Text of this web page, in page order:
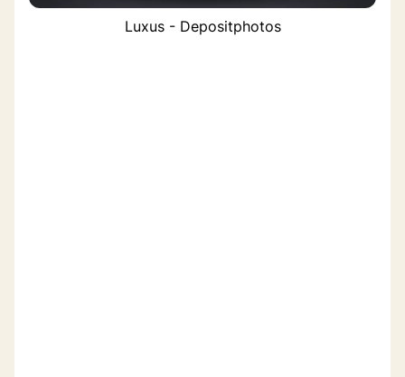
Luxus - Depositphotos